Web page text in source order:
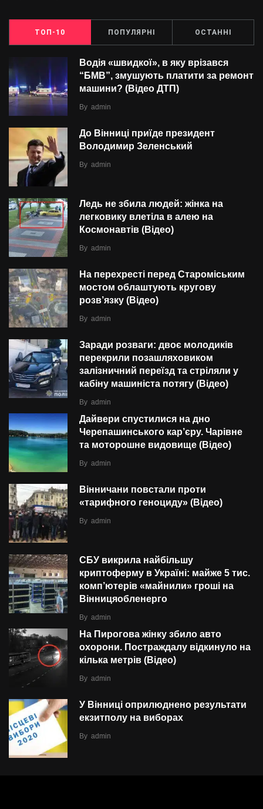
ТОП-10 ПОПУЛЯРНІ ОСТАННІ
Водія «швидкої», в яку врізався
“БMВ”, змушують платити за ремонт
машини? (Відео ДТП)
By admin
До Вінниці приїде президент
Володимир Зеленський
By admin
Ледь не збила людей: жінка на
легковику влетіла в алею на
Космонавтів (Відео)
By admin
На перехресті перед Староміським
мостом облаштують кругову
розв’язку (Відео)
By admin
Заради розваги: двоє молодиків
перекрили позашляховиком
залізничний переїзд та стріляли у
кабіну машиніста потягу (Відео)
By admin
Дайвери спустилися на дно
Черепашинського кар’єру. Чарівне
та моторошне видовище (Відео)
By admin
Вінничани повстали проти
«тарифного геноциду» (Відео)
By admin
СБУ викрила найбільшу
криптоферму в Україні: майже 5 тис.
комп’ютерів «майнили» гроші на
Вінницяобленерго
By admin
На Пирогова жінку збило авто
охорони. Постраждалу відкинуло на
кілька метрів (Відео)
By admin
У Вінниці оприлюднено результати
екзитполу на виборах
By admin